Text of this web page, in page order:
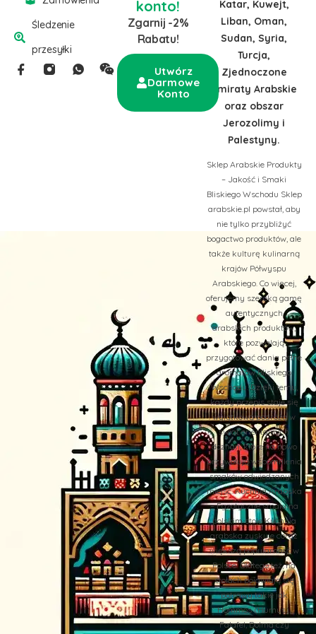
Śledzenie
przesyłki
Katar, Kuwejt,
Liban, Oman,
Sudan, Syria,
Turcja,
Zjednoczone
Emiraty Arabskie
oraz obszar
Jerozolimy i
Palestyny.
Sklep Arabskie Produkty
– Jakość i Smaki
Bliskiego Wschodu Sklep
arabskie.pl powstał, aby
nie tylko przybliżyć
bogactwo produktów, ale
także kulturę kulinarną
krajów Półwyspu
Arabskiego. Co więcej,
oferujemy szeroką gamę
autentycznych
arabskich produktów,
które pozwalają
przygotować dania pełne
aromatów Bliskiego
Wschodu. Dzięki temu,
każdy przepis staje się
wyjątkową podróżą w
świat orientalnych
doznań, które na nowo
przywołują wspomnienia
smaków odwiedzanych
miejsc. Kuchnia Arabska
– Egzotyczne smaki na
polskim stole Kuchnia
arabska zyskuje coraz
większą popularność w
Polsce. Dlatego też, na
stołach pojawiają się
potrawy takie jak
Hommos (Humus),
Falafel, Dolma czy
konto!
Zgarnij -2%
Rabatu!
Utwórz
Darmowe
Konto